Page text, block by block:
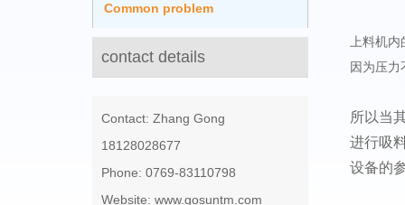
Common problem
contact details
Contact: Zhang Gong
18128028677
Phone: 0769-83110798
Website: www.gosuntm.com
上料机
因为压力
所以当
进行吸
设备的